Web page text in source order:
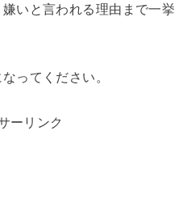
いと言われる理由まで一挙
ってください。
ーリンク